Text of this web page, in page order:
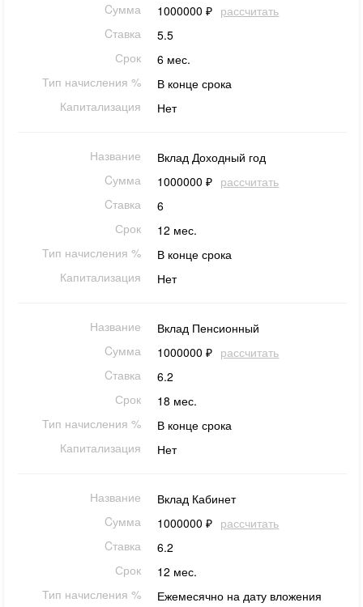
Cумма
1000000 ₽ рассчитать
Cтавка
5.5
Срок
6 мес.
Тип начисления %
В конце срока
Капитализация
Нет
Название
Вклад Доходный год
Cумма
1000000 ₽ рассчитать
Cтавка
6
Срок
12 мес.
Тип начисления %
В конце срока
Капитализация
Нет
Название
Вклад Пенсионный
Cумма
1000000 ₽ рассчитать
Cтавка
6.2
Срок
18 мес.
Тип начисления %
В конце срока
Капитализация
Нет
Название
Вклад Кабинет
Cумма
1000000 ₽ рассчитать
Cтавка
6.2
Срок
12 мес.
Тип начисления %
Ежемесячно на дату вложения